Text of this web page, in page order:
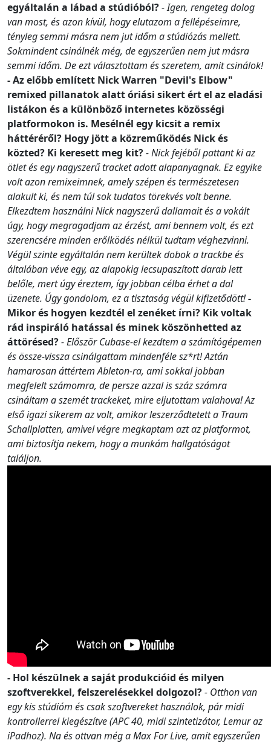
egyáltalán a lábad a stúdióból?- Igen, rengeteg dolog
van most, és azon kívül, hogy elutazom a fellépéseimre,
tényleg semmi másra nem jut időm a stúdiózás mellett.
Sokmindent csinálnék még, de egyszerűen nem jut másra
semmi időm. De ezt választottam és szeretem, amit csinálok!
- Az előbb említett Nick Warren "Devil's Elbow"
remixed pillanatok alatt óriási sikert ért el az eladási
listákon és a különböző internetes közösségi
platformokon is. Mesélnél egy kicsit a remix
háttéréről? Hogy jött a közreműködés Nick és
közted? Ki keresett meg kit?- Nick fejéből pattant ki az
ötlet és egy nagyszerű tracket adott alapanyagnak. Ez egyike
volt azon remixeimnek, amely szépen és természetesen
alakult ki, és nem túl sok tudatos törekvés volt benne.
Elkezdtem használni Nick nagyszerű dallamait és a vokált
úgy, hogy megragadjam az érzést, ami bennem volt, és ezt
szerencsére minden erőlködés nélkül tudtam véghezvinni.
Végül szinte egyáltalán nem kerültek dobok a trackbe és
általában véve egy, az alapokig lecsupaszított darab lett
belőle, mert úgy éreztem, így jobban célba érhet a dal
üzenete. Úgy gondolom, ez a tisztaság végül kifizetődött!-
Mikor és hogyen kezdtél el zenéket írni? Kik voltak
rád inspiráló hatással és minek köszönhetted az
áttörésed?- Először Cubase-el kezdtem a számítógépemen
és össze-vissza csinálgattam mindenféle sz*rt! Aztán
hamarosan áttértem Ableton-ra, ami sokkal jobban
megfelelt számomra, de persze azzal is száz számra
csináltam a szemét trackeket, mire eljutottam valahova! Az
első igazi sikerem az volt, amikor leszerződtetett a Traum
Schallplatten, amivel végre megkaptam azt az platformot,
ami biztosítja nekem, hogy a munkám hallgatóságot
találjon.
- Hol készülnek a saját produkcióid és milyen
szoftverekkel, felszerelésekkel dolgozol?- Otthon van
egy kis stúdióm és csak szoftvereket használok, pár midi
kontrollerrel kiegészítve (APC 40, midi szintetizátor, Lemur az
iPadhoz). Na és ottvan még a Max For Live, amit egyszerűen